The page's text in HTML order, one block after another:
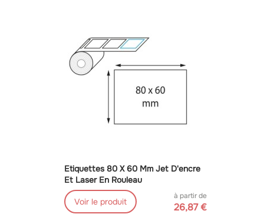
Etiquettes 80 X 60 Mm Jet D'encre
Et Laser En Rouleau
Voir le produit
à partir de
26,87 €